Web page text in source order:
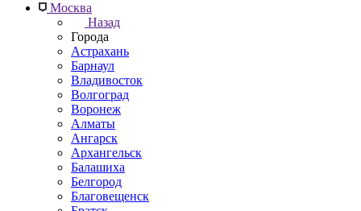
Москва
Назад
Города
Астрахань
Барнаул
Владивосток
Волгоград
Воронеж
Алматы
Ангарск
Архангельск
Балашиха
Белгород
Благовещенск